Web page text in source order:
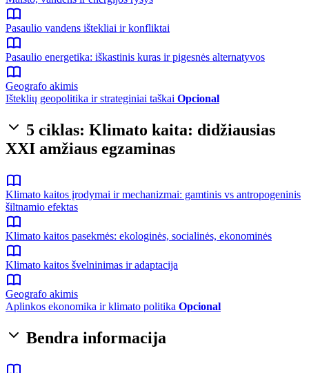
Pasaulio vandens ištekliai ir konfliktai
Pasaulio energetika: iškastinis kuras ir pigesnės alternatyvos
Geografo akimis
Išteklių geopolitika ir strateginiai taškai Opcional
5 ciklas: Klimato kaita: didžiausias
XXI amžiaus egzaminas
Klimato kaitos įrodymai ir mechanizmai: gamtinis vs antropogeninis
šiltnamio efektas
Klimato kaitos pasekmės: ekologinės, socialinės, ekonominės
Klimato kaitos švelninimas ir adaptacija
Geografo akimis
Aplinkos ekonomika ir klimato politika Opcional
Bendra informacija